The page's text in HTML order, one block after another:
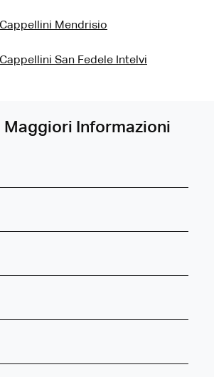
Mendrisio
Cappellini San Fedele Intelvi
Maggiori Informazioni